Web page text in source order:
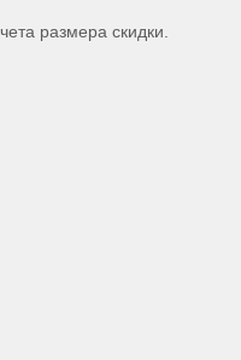
размера скидки.